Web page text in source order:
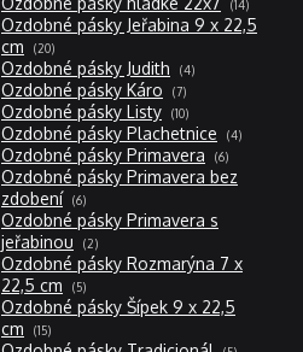
14
produktů
Ozdobné pásky Jeřabina 9 x 22,5
cm
2020
produktů
Ozdobné pásky Judith 44
produkty
Ozdobné pásky Káro 77
produktů
Ozdobné pásky Listy 1010
produktů
Ozdobné pásky Plachetnice 44
produkty
Ozdobné pásky Primavera 66
produktů
Ozdobné pásky Primavera bez
zdobení
66
produktů
Ozdobné pásky Primavera s
jeřabinou
22
produkty
Ozdobné pásky Rozmarýna 7 x
22,5 cm
55
produktů
Ozdobné pásky Šípek 9 x 22,5
cm
1515
produktů
5